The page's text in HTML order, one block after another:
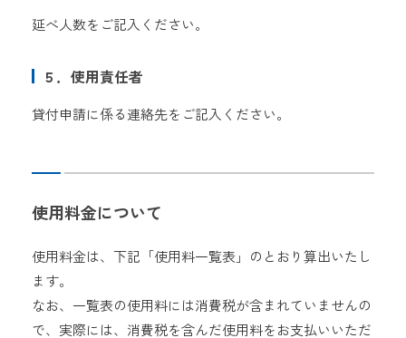
延べ人数をご記入ください。
５．使用責任者
貸付申請に係る連絡先をご記入ください。
使用料金について
使用料金は、下記「使用料一覧表」のとおり算出いたし
ます。
なお、一覧表の使用料には消費税が含まれていませんの
で、実際には、消費税を含んだ使用料をお支払いいただ